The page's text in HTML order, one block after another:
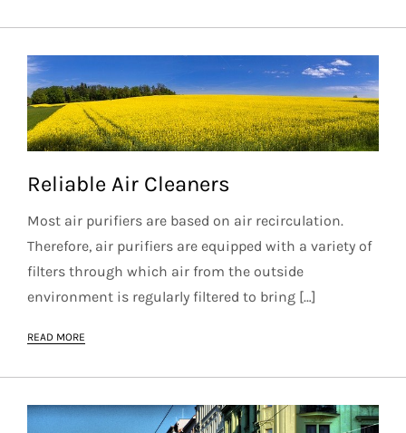
Reliable Air Cleaners
Most air purifiers are based on air recirculation.
Therefore, air purifiers are equipped with a variety of
filters through which air from the outside
environment is regularly filtered to bring […]
READ MORE